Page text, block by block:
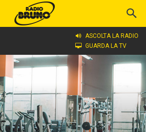
ASCOLTA LA RADIO
GUARDA LA TV